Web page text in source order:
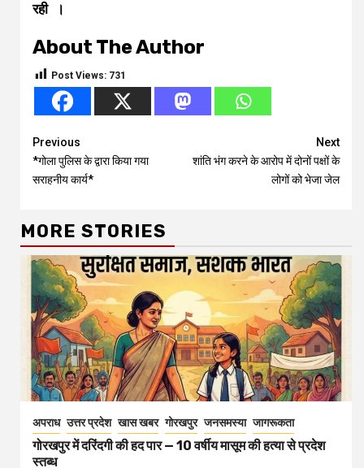
रही ।
About The Author
Post Views: 731
Continue
Reading
Previous
*गोला पुलिस के द्वारा किया गया
सराहनीय कार्य*
Next
शांति भंग करने के आरोप में दोनों पक्षों के
लोगों को भेजा जेल
MORE STORIES
अपराध उत्तर प्रदेश खास खबर गोरखपुर जनसमस्या जागरूकता
गोरखपुर में दरिंदगी की हद पार — 10 वर्षीय मासूम की हत्या से प्रदेश
स्तब्ध